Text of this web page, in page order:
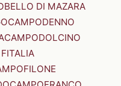
DI MAZARA
CAMPODENNO
CAMPODOLCINO